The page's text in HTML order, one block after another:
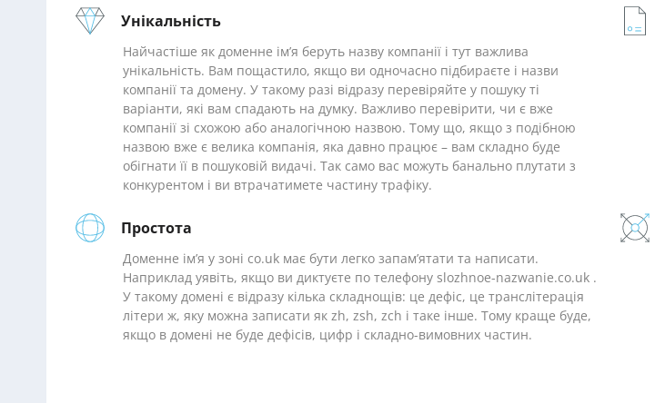
Унікальність
Найчастіше як доменне ім’я беруть назву компанії і тут важлива
унікальність. Вам пощастило, якщо ви одночасно підбираєте і назви
компанії та домену. У такому разі відразу перевіряйте у пошуку ті
варіанти, які вам спадають на думку. Важливо перевірити, чи є вже
компанії зі схожою або аналогічною назвою. Тому що, якщо з подібною
назвою вже є велика компанія, яка давно працює – вам складно буде
обігнати її в пошуковій видачі. Так само вас можуть банально плутати з
конкурентом і ви втрачатимете частину трафіку.
Простота
Доменне ім’я у зоні co.uk має бути легко запам’ятати та написати.
Наприклад уявіть, якщо ви диктуєте по телефону slozhnoe-nazwanie.co.uk .
У такому домені є відразу кілька складнощів: це дефіс, це транслітерація
літери ж, яку можна записати як zh, zsh, zch і таке інше. Тому краще буде,
якщо в домені не буде дефісів, цифр і складно-вимовних частин.